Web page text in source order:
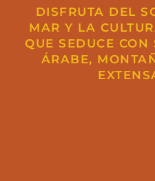
DISFRUTA DEL
MAR Y LA
QUE SEDUCE CON
ÁRABE,